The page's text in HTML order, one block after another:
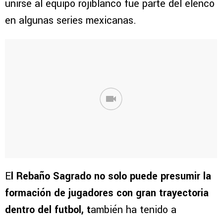
unirse al equipo rojiblanco fue parte del elenco
en algunas series mexicanas.
El Rebaño Sagrado no solo puede presumir la
formación de jugadores con gran trayectoria
dentro del futbol, también ha tenido a